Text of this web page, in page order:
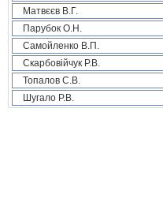
Матвєєв В.Г.
Парубок О.Н.
Самойленко В.П.
Скарбовійчук Р.В.
Топалов С.В.
Шугало Р.В.